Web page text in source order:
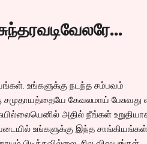
உங்களுக்கு நடந்த சம்பவம்
கேவலமாய்
அதில் நீங்கள்
உங்களுக்கு இந்த சாங்கியங்கள்